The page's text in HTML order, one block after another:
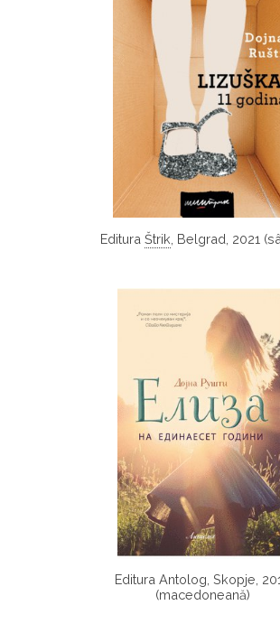
Editura Štrik , Belgrad, 2021
Editura Antolog, Skopje,
(macedoneană)